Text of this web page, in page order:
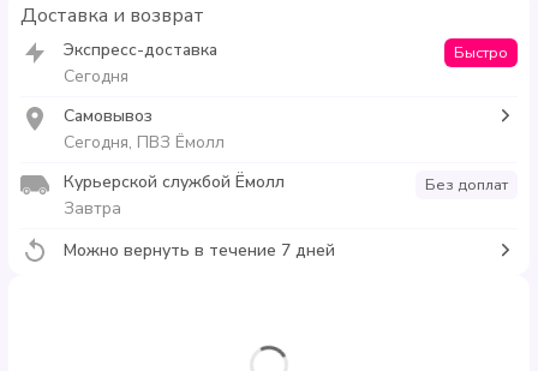
Доставка и возврат
Экспресс-доставка
Сегодня
Быстро
Самовывоз
Сегодня, ПВЗ Ёмолл
Курьерской службой Ёмолл
Завтра
Без доплат
Можно вернуть в течение 7 дней